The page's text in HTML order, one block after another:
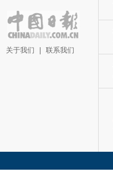
关于我们 联系我们